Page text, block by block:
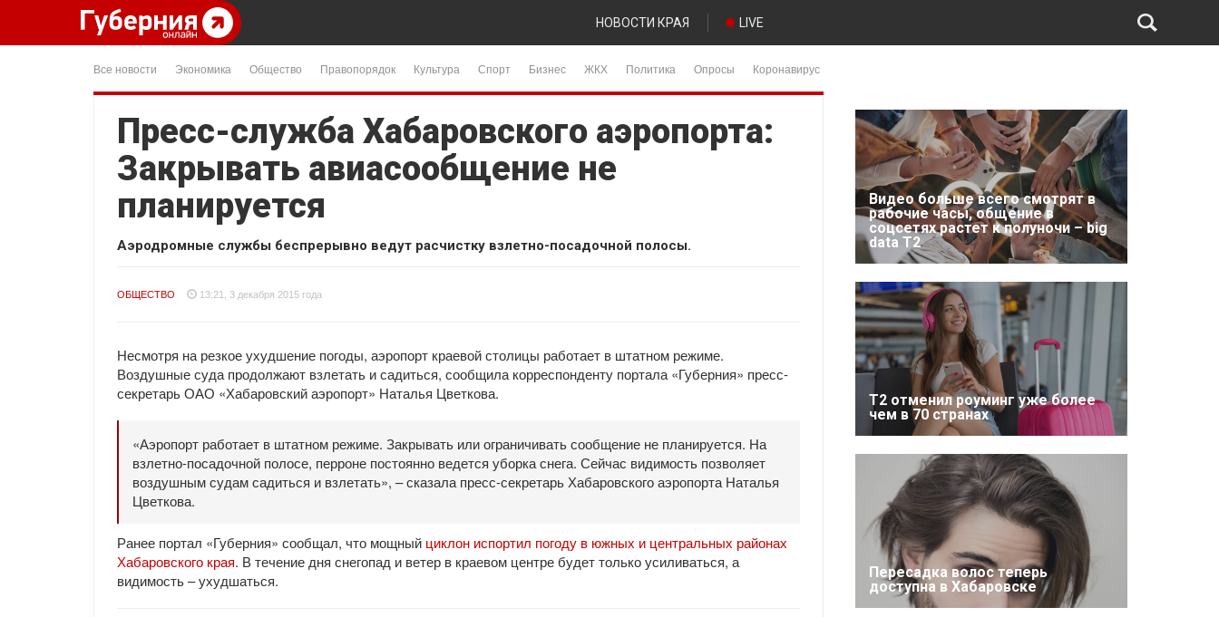
НОВОСТИ КРАЯ LIVE
Все новости Экономика Общество Правопорядок Культура Спорт Бизнес ЖКХ Политика Опросы Коронавирус
Пресс-служба Хабаровского аэропорта:
Закрывать авиасообщение не
планируется
Аэродромные службы беспрерывно ведут расчистку взлетно-посадочной полосы.
ОБЩЕСТВО 13:21, 3 декабря 2015 года
Несмотря на резкое ухудшение погоды, аэропорт краевой столицы работает в штатном режиме.
Воздушные суда продолжают взлетать и садиться, сообщила корреспонденту портала «Губерния» пресс-
секретарь ОАО «Хабаровский аэропорт» Наталья Цветкова.
«Аэропорт работает в штатном режиме. Закрывать или ограничивать сообщение не планируется. На
взлетно-посадочной полосе, перроне постоянно ведется уборка снега. Сейчас видимость позволяет
воздушным судам садиться и взлетать», – сказала пресс-секретарь Хабаровского аэропорта Наталья
Цветкова.
Ранее портал «Губерния» сообщал, что мощный циклон испортил погоду в южных и центральных районах
Хабаровского края. В течение дня снегопад и ветер в краевом центре будет только усиливаться, а
видимость – ухудшаться.
Видео больше всего смотрят в
рабочие часы, общение в
соцсетях растет к полуночи – big
data T2
Т2 отменил роуминг уже более
чем в 70 странах
Пересадка волос теперь
доступна в Хабаровске